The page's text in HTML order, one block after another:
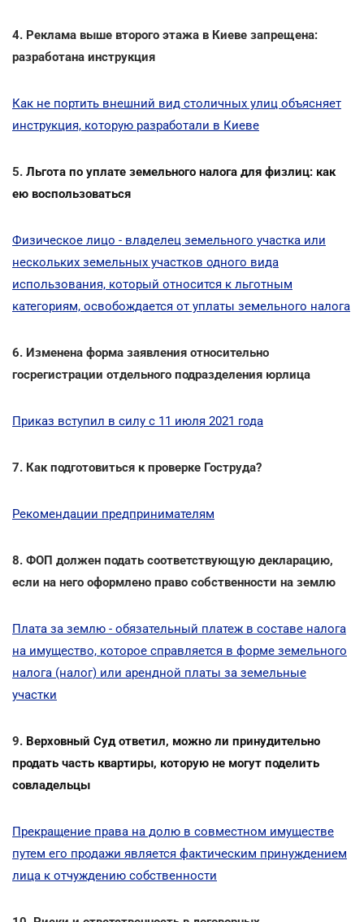
4. Реклама выше второго этажа в Киеве запрещена:
разработана инструкция
Как не портить внешний вид столичных улиц объясняет
инструкция, которую разработали в Киеве
5. Льгота по уплате земельного налога для физлиц: как
ею воспользоваться
Физическое лицо - владелец земельного участка или
нескольких земельных участков одного вида
использования, который относится к льготным
категориям, освобождается от уплаты земельного налога
6. Изменена форма заявления относительно
госрегистрации отдельного подразделения юрлица
Приказ вступил в силу с 11 июля 2021 года
7. Как подготовиться к проверке Гоструда?
Рекомендации предпринимателям
8. ФОП должен подать соответствующую декларацию,
если на него оформлено право собственности на землю
Плата за землю - обязательный платеж в составе налога
на имущество, которое справляется в форме земельного
налога (налог) или арендной платы за земельные
участки
9. Верховный Суд ответил, можно ли принудительно
продать часть квартиры, которую не могут поделить
совладельцы
Прекращение права на долю в совместном имуществе
путем его продажи является фактическим принуждением
лица к отчуждению собственности